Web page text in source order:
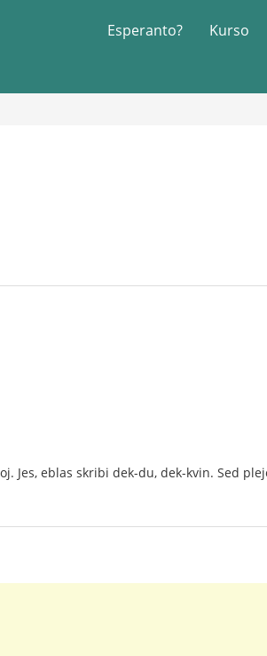
Esperanto? Kurso
Jes, eblas skribi dek-du, dek-kvin. Sed